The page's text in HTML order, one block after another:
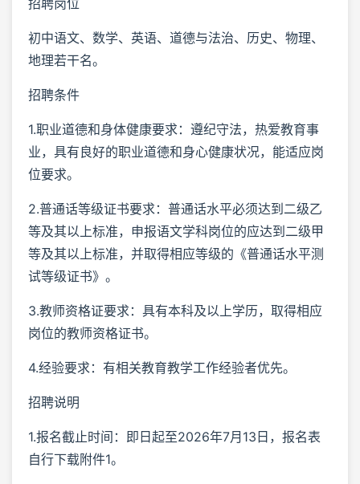
初中语文、数学、英语、道德与法治、历史、物理、
地理若干名。
招聘条件
1.职业道德和身体健康要求：遵纪守法，热爱教育事
业，具有良好的职业道德和身心健康状况，能适应岗
位要求。
2.普通话等级证书要求：普通话水平必须达到二级乙
等及其以上标准，申报语文学科岗位的应达到二级甲
等及其以上标准，并取得相应等级的《普通话水平测
试等级证书》。
3.教师资格证要求：具有本科及以上学历，取得相应
岗位的教师资格证书。
4.经验要求：有相关教育教学工作经验者优先。
招聘说明
1.报名截止时间：即日起至2026年7月13日，报名表
自行下载附件1。